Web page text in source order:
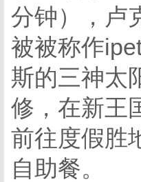
分钟），卢
被被称作
斯的三神太
修，在新王
前往度假胜
自助餐。